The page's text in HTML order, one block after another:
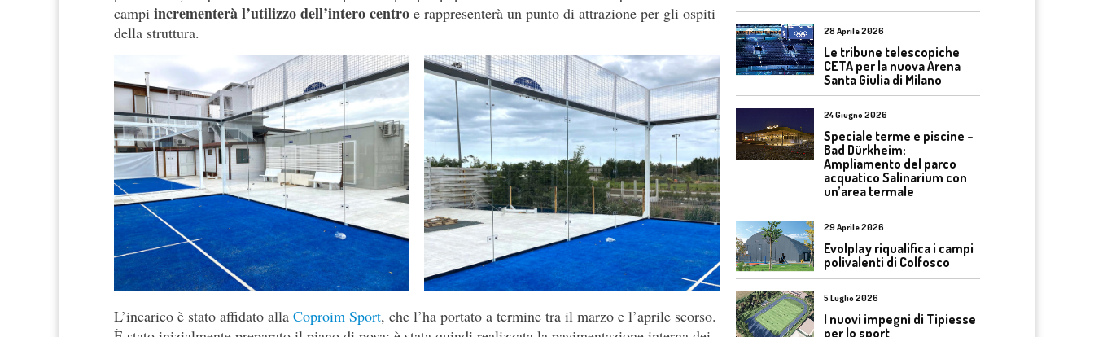
campi incrementerà l’utilizzo dell’intero centro e rappresenterà un punto di attrazione per gli ospiti
della struttura.
L’incarico è stato affidato alla Coproim Sport, che l’ha portato a termine tra il marzo e l’aprile scorso.
28 Aprile 2026
Le tribune telescopiche
CETA per la nuova Arena
Santa Giulia di Milano
24 Giugno 2026
Speciale terme e piscine –
Bad Dürkheim:
Ampliamento del parco
acquatico Salinarium con
un’area termale
29 Aprile 2026
Evolplay riqualifica i campi
polivalenti di Colfosco
5 Luglio 2026
I nuovi impegni di Tipiesse
per lo sport